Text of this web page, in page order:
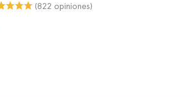
(822 opiniones)